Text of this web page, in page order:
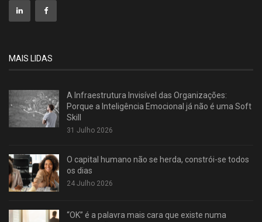
MAIS LIDAS
A Infraestrutura Invisível das Organizações:
Porque a Inteligência Emocional já não é uma Soft
Skill
31 Julho 2026
O capital humano não se herda, constrói-se todos
os dias
24 Julho 2026
“OK” é a palavra mais cara que existe numa